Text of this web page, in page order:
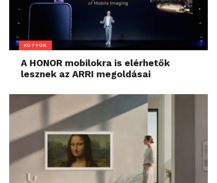
KÜTYÜK
A HONOR mobilokra is elérhetők
lesznek az ARRI megoldásai